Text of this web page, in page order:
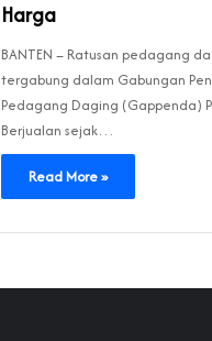
Harga
BANTEN – Ratusan pedagang
tergabung dalam Gabungan
Pedagang Daging (Gappenda)
Berjualan sejak…
Read More »